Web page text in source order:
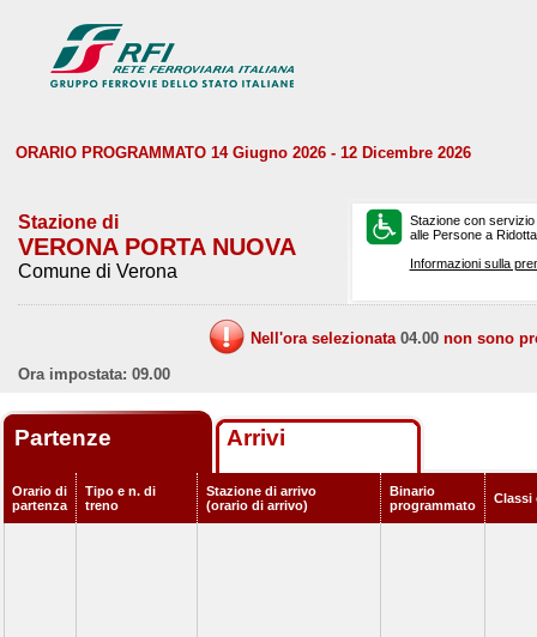
ORARIO PROGRAMMATO 14 Giugno 2026 - 12 Dicembre 2026
Stazione di
VERONA PORTA NUOVA
Comune di Verona
Stazione con
alle Persone a
Informazioni sulla
Nell'ora selezionata 04.00 non sono
Ora impostata: 09.00
Partenze Arrivi
Orario di
partenza
Tipo e n. di
treno
Stazione di arrivo
(orario di arrivo)
Binario
programmato
Classi